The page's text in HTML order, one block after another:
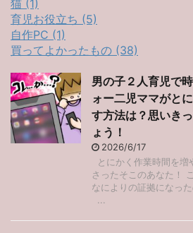
猫 (1)
育児お役立ち (5)
自作PC (1)
買ってよかったもの (38)
男の子２人育児で
ォー二児ママがと
す方法は？思いき
ょう！
2026/6/17
とにかく作業時間を増
さったそこのあなた！
なによりの証拠になっ
...